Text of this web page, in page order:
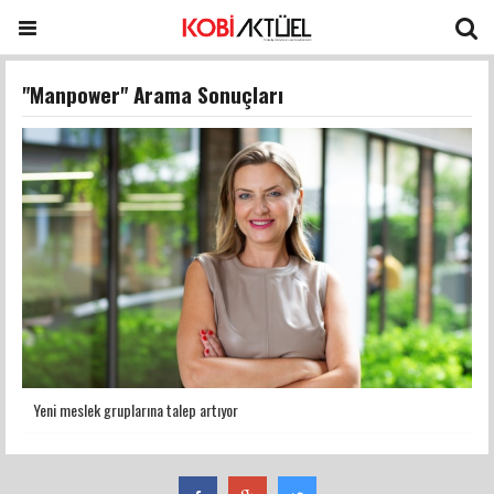
"Manpower" Arama Sonuçları
Yeni meslek gruplarına talep artıyor